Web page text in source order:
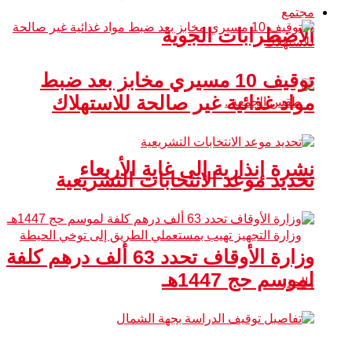
الاضطرابات الجوية
نشرة إنذارية إلى غاية الأربعاء
مجتمع
توقيف 10 مسيري مخابز بعد ضبط
مواد غذائية غير صالحة للاستهلاك
تحديد موعد الانتخابات التشريعية
وزارة الأوقاف تحدد 63 ألف درهم كلفة
لموسم حج 1447هـ